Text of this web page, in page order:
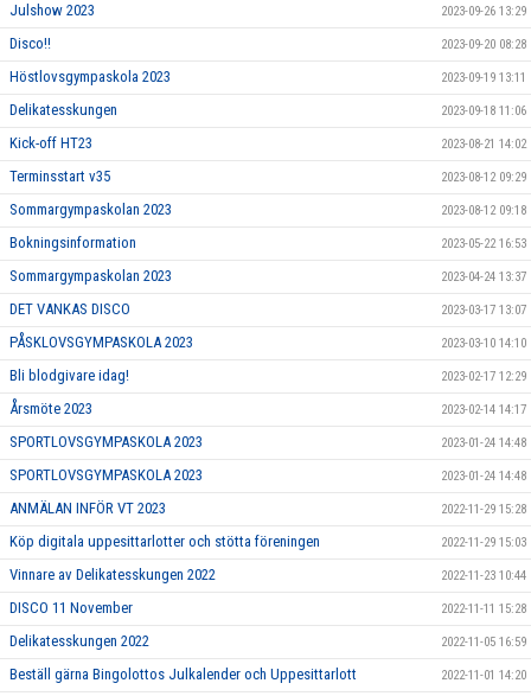
Julshow 2023 2023-09-26 13:29
Disco!! 2023-09-20 08:28
Höstlovsgympaskola 2023 2023-09-19 13:11
Delikatesskungen 2023-09-18 11:06
Kick-off HT23 2023-08-21 14:02
Terminsstart v35 2023-08-12 09:29
Sommargympaskolan 2023 2023-08-12 09:18
Bokningsinformation 2023-05-22 16:53
Sommargympaskolan 2023 2023-04-24 13:37
DET VANKAS DISCO 2023-03-17 13:07
PÅSKLOVSGYMPASKOLA 2023 2023-03-10 14:10
Bli blodgivare idag! 2023-02-17 12:29
Årsmöte 2023 2023-02-14 14:17
SPORTLOVSGYMPASKOLA 2023 2023-01-24 14:48
SPORTLOVSGYMPASKOLA 2023 2023-01-24 14:48
ANMÄLAN INFÖR VT 2023 2022-11-29 15:28
Köp digitala uppesittarlotter och stötta föreningen 2022-11-29 15:03
Vinnare av Delikatesskungen 2022 2022-11-23 10:44
DISCO 11 November 2022-11-11 15:28
Delikatesskungen 2022 2022-11-05 16:59
Beställ gärna Bingolottos Julkalender och Uppesittarlott 2022-11-01 14:20